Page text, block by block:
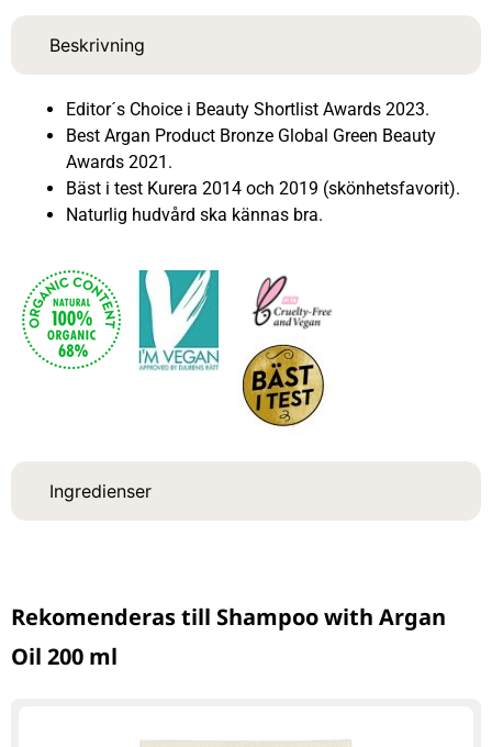
Beskrivning
Ingredienser
Editor´s Choice i Beauty Shortlist Awards 2023.
Best Argan Product Bronze Global Green Beauty
Awards 2021.
Bäst i test Kurera 2014 och 2019 (skönhetsfavorit).
Naturlig hudvård ska kännas bra.
Rekomenderas till Shampoo with Argan
Oil 200 ml